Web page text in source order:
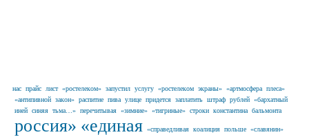
нас прайс лист «ростелеком» запустил услугу «ростелеком экраны» «артмосфера плеса»
«антипивной закон» распитие пива улице придется заплатить штраф рублей «бархатный
иней синяя тьма…» перечитывая «зимние» «тигриные» строки константина бальмонта
россия» «единая «справедливая коалиция польше «славянин»